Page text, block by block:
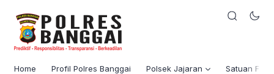
Home Profil Polres Banggai Polsek Jajaran Satuan